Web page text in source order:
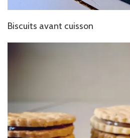
Biscuits avant cuisson